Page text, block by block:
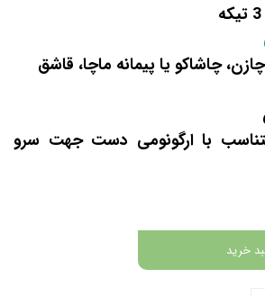
چاشاکو یا پیمانه ماچا، قاشق
با ارگونومی دست جهت سرو
خرید